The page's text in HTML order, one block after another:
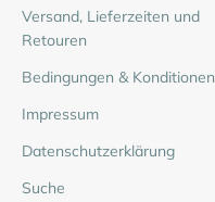
Versand, Lieferzeiten und
Retouren
Bedingungen & Konditionen
Impressum
Datenschutzerklärung
Suche